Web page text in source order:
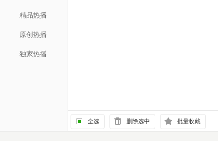
精品热播
原创热播
独家热播
全选 删除选中 批量收藏